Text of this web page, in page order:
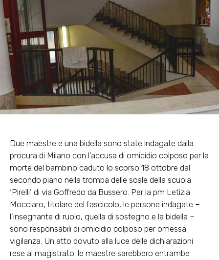
Due maestre e una bidella sono state indagate dalla
procura di Milano con l’accusa di omicidio colposo per la
morte del bambino caduto lo scorso 18 ottobre dal
secondo piano nella tromba delle scale della scuola
‘Pirelli’ di via Goffredo da Bussero. Per la pm Letizia
Mocciaro, titolare del fascicolo, le persone indagate –
l’insegnante di ruolo, quella di sostegno e la bidella –
sono responsabili di omicidio colposo per omessa
vigilanza. Un atto dovuto alla luce delle dichiarazioni
rese al magistrato: le maestre sarebbero entrambe